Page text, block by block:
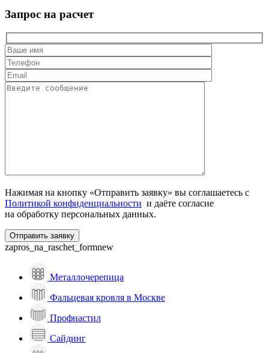
Запрос на расчет
Нажимая на кнопку «Отправить заявку» вы соглашаетесь с
Политикой конфиденциальности и даёте согласие
на обработку персональных данных.
zapros_na_raschet_formnew
Металлочерепица
Фальцевая кровля в Москве
Профнастил
Сайдинг